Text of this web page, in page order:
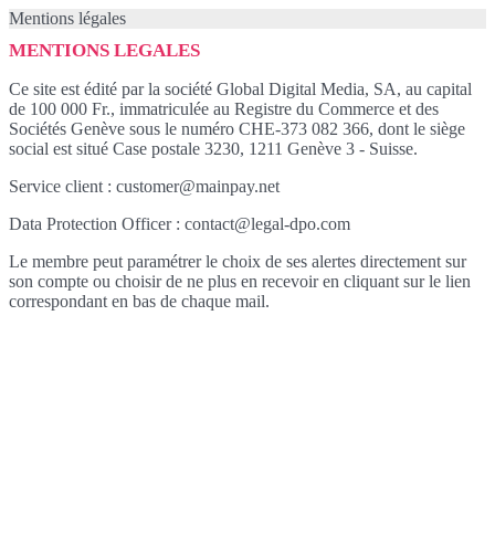
Mentions légales
MENTIONS LEGALES
Ce site est édité par la société Global Digital Media, SA, au capital
de 100 000 Fr., immatriculée au Registre du Commerce et des
Sociétés Genève sous le numéro CHE-373 082 366, dont le siège
social est situé Case postale 3230, 1211 Genève 3 - Suisse.
Service client : customer@mainpay.net
Data Protection Officer : contact@legal-dpo.com
Le membre peut paramétrer le choix de ses alertes directement sur
son compte ou choisir de ne plus en recevoir en cliquant sur le lien
correspondant en bas de chaque mail.